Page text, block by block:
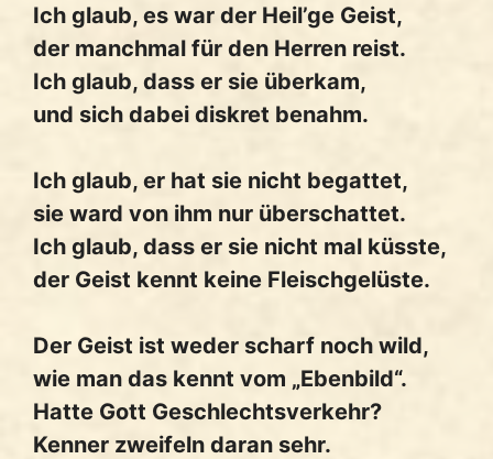
Ich glaub, es war der Heil’ge Geist,
der manchmal für den Herren reist.
Ich glaub, dass er sie überkam,
und sich dabei diskret benahm.
Ich glaub, er hat sie nicht begattet,
sie ward von ihm nur überschattet.
Ich glaub, dass er sie nicht mal küsste,
der Geist kennt keine Fleischgelüste.
Der Geist ist weder scharf noch wild,
wie man das kennt vom „Ebenbild“.
Hatte Gott Geschlechtsverkehr?
Kenner zweifeln daran sehr.